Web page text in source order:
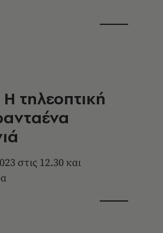
τηλεοπτική
στις 12.30 και